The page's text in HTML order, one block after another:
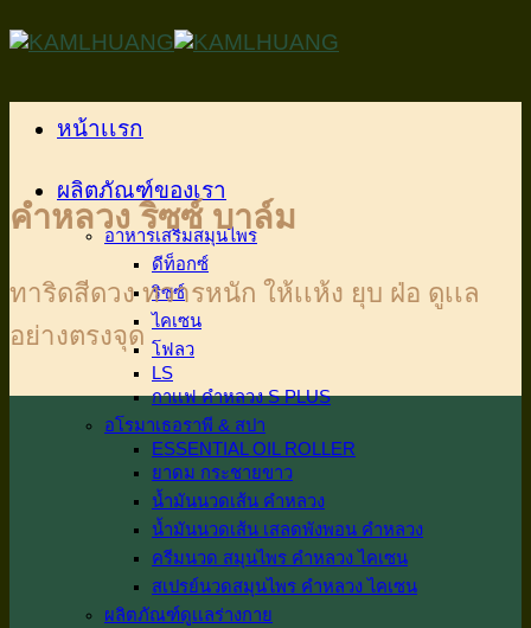
to
หน้าเเรก
ผลิตภัณฑ์ของเรา
อาหารเสริมสมุนไพร
ดีท็อกซ์
ริซซ์
ไคเซน
โฟลว
LS
กาเเฟ คำหลวง S PLUS
อโรมาเธอราพี & สปา
ESSENTIAL OIL ROLLER
ยาดม กระชายขาว
น้ำมันนวดเส้น คำหลวง
น้ำมันนวดเส้น เสลดพังพอน คำหลวง
ครีมนวด สมุนไพร คำหลวง ไคเซน
สเปรย์นวดสมุนไพร คำหลวง ไคเซน
ผลิตภัณฑ์ดูเเลร่างกาย
คำหลวง ริซซ์ บาล์ม
ทาริดสีดวง ทวารหนัก ให้เเห้ง ยุบ ฝ่อ ดูเเล
อย่างตรงจุด